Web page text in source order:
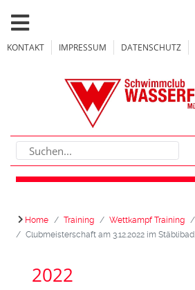
KONTAKT IMPRESSUM DATENSCHUTZ
Home Training Wettkampf Training
Clubmeisterschaft am 3.12.2022 im Stäblibad
2022